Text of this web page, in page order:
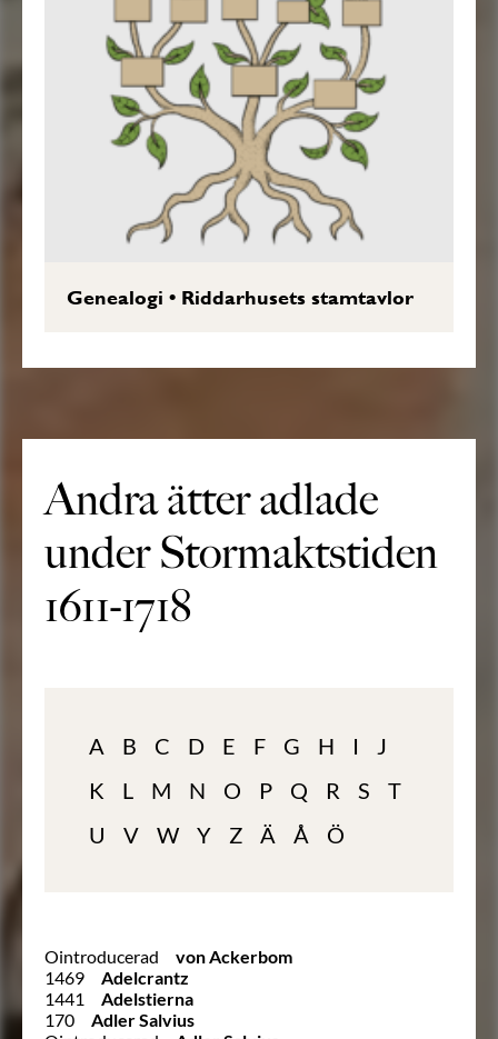
Genealogi • Riddarhusets stamtavlor
Andra ätter adlade
under Stormaktstiden
1611-1718
A B C D E F G H I
J
K
L M N O P Q R S
T
U
V W Y Z Ä Å Ö
Ointroducerad
von Ackerbom
1469
Adelcrantz
1441
Adelstierna
170
Adler Salvius